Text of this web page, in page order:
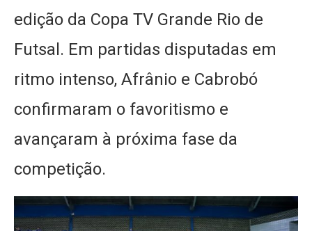
edição da Copa TV Grande Rio de
Futsal. Em partidas disputadas em
ritmo intenso, Afrânio e Cabrobó
confirmaram o favoritismo e
avançaram à próxima fase da
competição.